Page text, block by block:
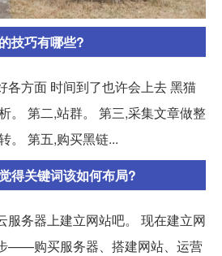
技巧有哪些?
各方面 时间到了也许会上去 黑猫
。 第二,站群。 第三,采集文章做整
。 第五,购买黑链...
得关键词该如何布局?
服务器上建立网站吧。 现在建立网
——购买服务器、搭建网站、运营